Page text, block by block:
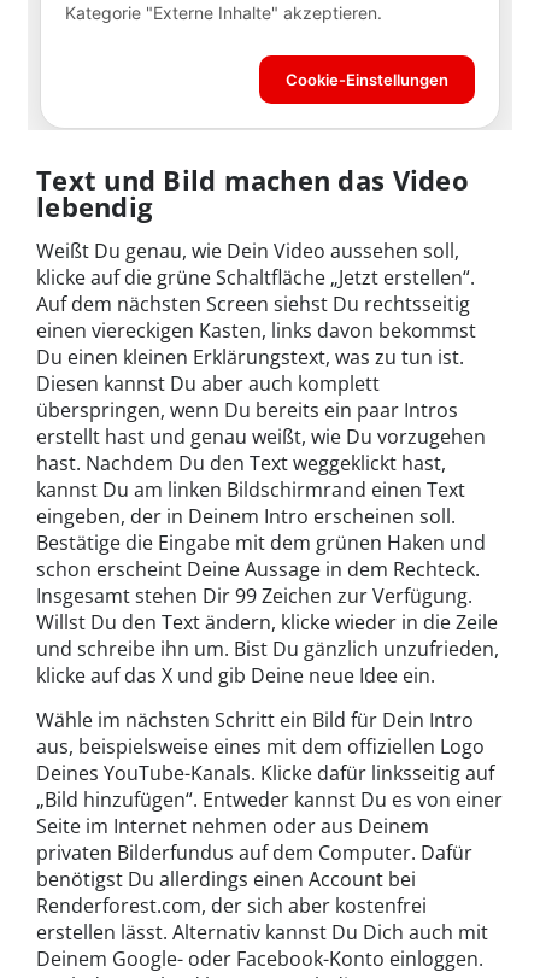
Text und Bild machen das Video
lebendig
Weißt Du genau, wie Dein Video aussehen soll,
klicke auf die grüne Schaltfläche „Jetzt erstellen“.
Auf dem nächsten Screen siehst Du rechtsseitig
einen viereckigen Kasten, links davon bekommst
Du einen kleinen Erklärungstext, was zu tun ist.
Diesen kannst Du aber auch komplett
überspringen, wenn Du bereits ein paar Intros
erstellt hast und genau weißt, wie Du vorzugehen
hast. Nachdem Du den Text weggeklickt hast,
kannst Du am linken Bildschirmrand einen Text
eingeben, der in Deinem Intro erscheinen soll.
Bestätige die Eingabe mit dem grünen Haken und
schon erscheint Deine Aussage in dem Rechteck.
Insgesamt stehen Dir 99 Zeichen zur Verfügung.
Willst Du den Text ändern, klicke wieder in die Zeile
und schreibe ihn um. Bist Du gänzlich unzufrieden,
klicke auf das X und gib Deine neue Idee ein.
Wähle im nächsten Schritt ein Bild für Dein Intro
aus, beispielsweise eines mit dem offiziellen Logo
Deines YouTube-Kanals. Klicke dafür linksseitig auf
„Bild hinzufügen“. Entweder kannst Du es von einer
Seite im Internet nehmen oder aus Deinem
privaten Bilderfundus auf dem Computer. Dafür
benötigst Du allerdings einen Account bei
Renderforest.com, der sich aber kostenfrei
erstellen lässt. Alternativ kannst Du Dich auch mit
Deinem Google- oder Facebook-Konto einloggen.